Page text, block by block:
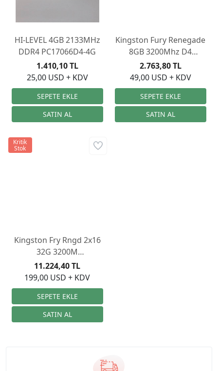
HI-LEVEL 4GB 2133MHz
DDR4 PC17066D4-4G
25,00 USD + KDV
1.410,10 TL
Kingston Fury Renegade
8GB 3200Mhz D4
KF432C16RB/8
49,00 USD + KDV
2.763,80 TL
Kingston Fry Rngd 2x16
32G 3200M
KF432C16RB1AK2/32
199,00 USD + KDV
11.224,40 TL
Kritik
Stok